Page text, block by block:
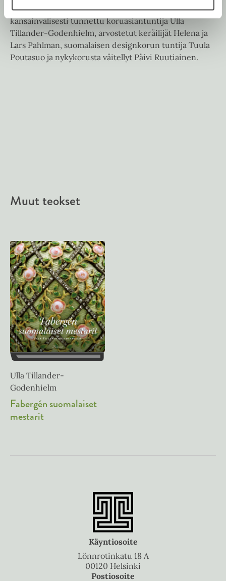
Kirjan kirjoittajat ovat kultaseppä Esko Timonen,
kansainvälisesti tunnettu koruasiantuntija Ulla
Tillander-Godenhielm, arvostetut keräilijät Helena ja
Lars Pahlman, suomalaisen designkorun tuntija Tuula
Poutasuo ja nykykorusta väitellyt Päivi Ruutiainen.
Muut teokset
Ulla Tillander-
Godenhielm
Fabergén suomalaiset
mestarit
Käyntiosoite
Lönnrotinkatu 18 A
00120 Helsinki
Postiosoite